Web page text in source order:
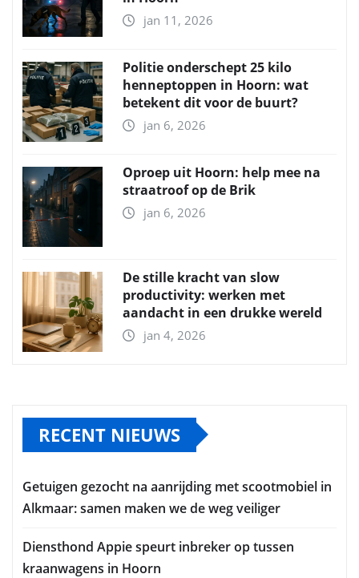
jan 11, 2026
Politie onderschept 25 kilo
henneptoppen in Hoorn: wat
betekent dit voor de buurt?
jan 6, 2026
Oproep uit Hoorn: help mee na
straatroof op de Brik
jan 6, 2026
De stille kracht van slow
productivity: werken met
aandacht in een drukke wereld
jan 4, 2026
RECENT NIEUWS
Getuigen gezocht na aanrijding met scootmobiel in
Alkmaar: samen maken we de weg veiliger
Diensthond Appie speurt inbreker op tussen
kraanwagens in Hoorn